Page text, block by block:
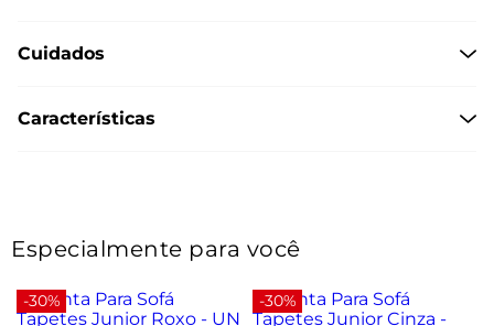
Cuidados
Características
Especialmente para você
-30%
-30%